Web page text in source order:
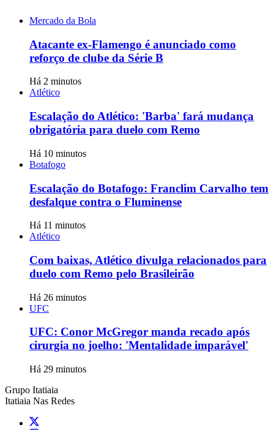
Mercado da Bola
Atacante ex-Flamengo é anunciado como
reforço de clube da Série B
Há 2 minutos
Atlético
Escalação do Atlético: 'Barba' fará mudança
obrigatória para duelo com Remo
Há 10 minutos
Botafogo
Escalação do Botafogo: Franclim Carvalho tem
desfalque contra o Fluminense
Há 11 minutos
Atlético
Com baixas, Atlético divulga relacionados para
duelo com Remo pelo Brasileirão
Há 26 minutos
UFC
UFC: Conor McGregor manda recado após
cirurgia no joelho: 'Mentalidade imparável'
Há 29 minutos
Grupo Itatiaia
Itatiaia Nas Redes